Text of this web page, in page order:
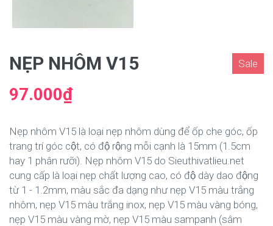
NẸP NHÔM V15 Sale
97.000₫
Nẹp nhôm V15 là loại nẹp nhôm dùng để ốp che góc, ốp
trang trí góc cột, có độ rộng mỗi cạnh là 15mm (1.5cm
hay 1 phân rưỡi). Nẹp nhôm V15 do Sieuthivatlieu.net
cung cấp là loại nẹp chất lượng cao, có độ dày dao động
từ 1 - 1.2mm, màu sắc đa dạng như nẹp V15 màu trắng
nhôm, nẹp V15 màu trắng inox, nẹp V15 màu vàng bóng,
nẹp V15 màu vàng mờ, nẹp V15 màu sampanh (sâm